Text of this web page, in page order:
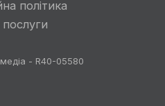
політика
медіа - R40-05580